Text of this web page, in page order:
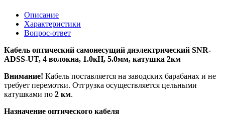
Описание
Характеристики
Вопрос-ответ
Кабель оптический самонесущий диэлектрический SNR-
ADSS-UT, 4 волокна, 1.0кН, 5.0мм, катушка 2км
Внимание! Кабель поставляется на заводских барабанах и не
требует перемотки. Отгрузка осуществляется цельными
катушками по 2 км.
Назначение оптического кабеля